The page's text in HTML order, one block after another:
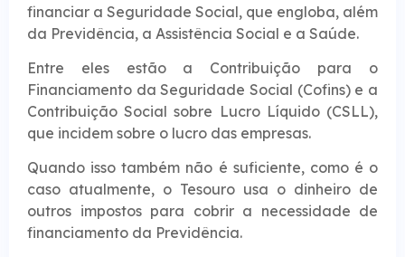
financiar a Seguridade Social, que engloba, além
da Previdência, a Assistência Social e a Saúde.
Entre eles estão a Contribuição para o
Financiamento da Seguridade Social (Cofins) e a
Contribuição Social sobre Lucro Líquido (CSLL),
que incidem sobre o lucro das empresas.
Quando isso também não é suficiente, como é o
caso atualmente, o Tesouro usa o dinheiro de
outros impostos para cobrir a necessidade de
financiamento da Previdência.